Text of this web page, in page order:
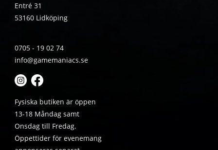
Entré 31
53160 Lidköping
0705 - 19 02 74
info@gamemaniacs.se
Fysiska butiken är öppen
13-18 Måndag samt
Onsdag till Fredag.
Öppettider för evenemang